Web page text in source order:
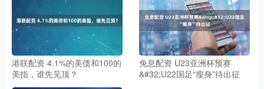
港联配资 4.1%的美债和100的
美指，谁先见顶？
免息配资 U23亚洲杯预赛
&#32;U22国足“瘦身”待出征